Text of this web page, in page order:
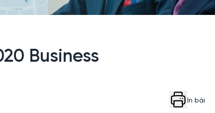
Business
In bài